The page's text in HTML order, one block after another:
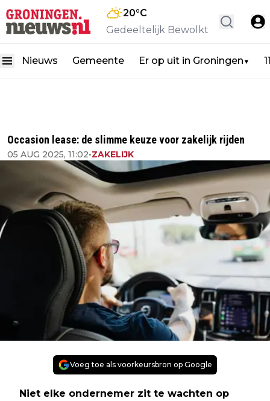
20°C
Gedeeltelijk Bewolkt
Nieuws Gemeente Er op uit in Groningen ▼
Occasion lease: de slimme keuze voor zakelijk rijden
05 AUG 2025, 11:02•ZAKELIJK
Voeg toe als voorkeursbron op Google
Niet elke ondernemer zit te wachten op